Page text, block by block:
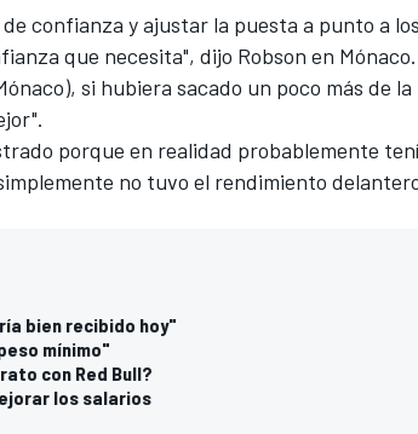
confianza y ajustar la puesta a punto a los
que necesita", dijo Robson en Mónaco.
si hubiera sacado un poco más de la
porque en realidad probablemente
no tuvo el rendimiento
bien recibido hoy"
mínimo"
con Red Bull?
los salarios